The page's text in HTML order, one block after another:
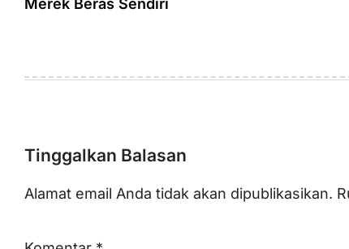
Tinggalkan Balasan
Alamat email Anda tidak akan dipublikasikan.